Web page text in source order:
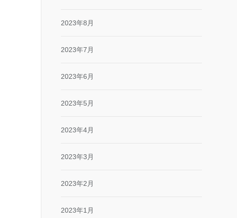
2023年8月
2023年7月
2023年6月
2023年5月
2023年4月
2023年3月
2023年2月
2023年1月